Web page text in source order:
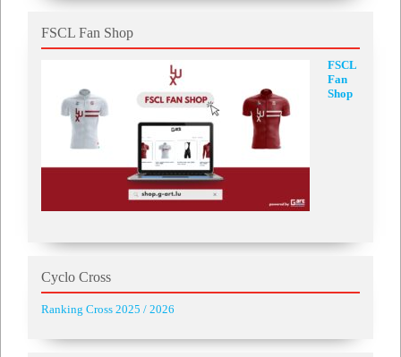
FSCL Fan Shop
FSCL
Fan
Shop
Cyclo Cross
Ranking Cross 2025 / 2026